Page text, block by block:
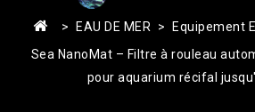
EAU DE MER Equipement
Sea NanoMat – Filtre à rouleau
pour aquarium récifal